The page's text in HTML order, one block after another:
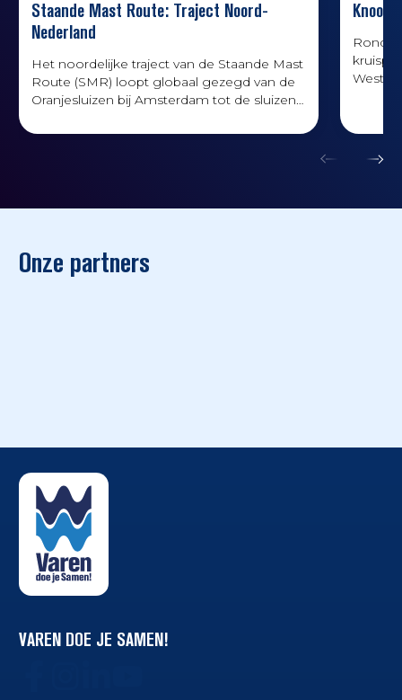
Staande Mast Route: Traject Noord-
Nederland
Het noordelijke traject van de Staande Mast
Route (SMR) loopt globaal gezegd van de
Oranjesluizen bij Amsterdam tot de sluizen
West-
Onze partners
VAREN DOE JE SAMEN!